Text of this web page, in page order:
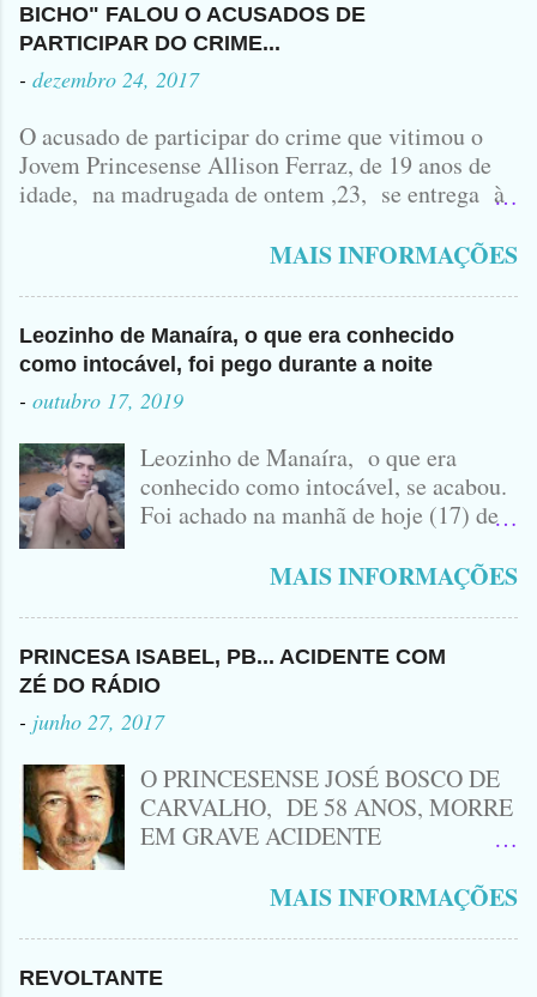
BICHO" FALOU O ACUSADOS DE
PARTICIPAR DO CRIME...
- dezembro 24, 2017
O acusado de participar do crime que vitimou o
Jovem Princesense Allison Ferraz, de 19 anos de
idade, na madrugada de ontem ,23, se entrega à
vulgo ( CORRÓ ) falou como tudo aconteceu ...
MAIS INFORMAÇÕES
Leozinho de Manaíra, o que era conhecido
como intocável, foi pego durante a noite
- outubro 17, 2019
Leozinho de Manaíra, o que era
conhecido como intocável, se acabou.
Foi achado na manhã de hoje (17) de
no Sertão da Paraíba, o Lendário
atingido com disparo de calibre 12. O
Procurado pela Justiça havia matado
a Namorada dele, Fabrícia Nogueira ,
Peixeira. Ele deu mais de 10 Facadas
na Adolescente.
MAIS INFORMAÇÕES
PRINCESA ISABEL, PB... ACIDENTE COM
ZÉ DO RÁDIO
- junho 27, 2017
O PRINCESENSE JOSÉ BOSCO DE
CARVALHO, DE 58 ANOS, MORRE
EM GRAVE ACIDENTE
CINQUENTINHA SHINERAY E UM
PRÓXIMO A ENTRADA DE LAGOA
MAIS INFORMAÇÕES
REVOLTANTE